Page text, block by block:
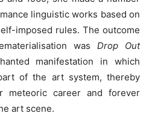
linguistic works based on
imposed rules. The outcome
was Drop Out
manifestation in which
of the art system, thereby
meteoric career and forever
art scene.